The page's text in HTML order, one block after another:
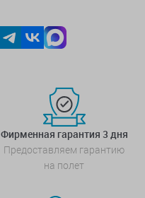
Фирменная гарантия 3 дня
Предоставляем гарантию
на полет